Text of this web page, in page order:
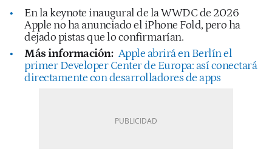
En la keynote inaugural de la WWDC de 2026
Apple no ha anunciado el iPhone Fold, pero ha
dejado pistas que lo confirmarían.
Más información: Apple abrirá en Berlín el
primer Developer Center de Europa: así conectará
directamente con desarrolladores de apps